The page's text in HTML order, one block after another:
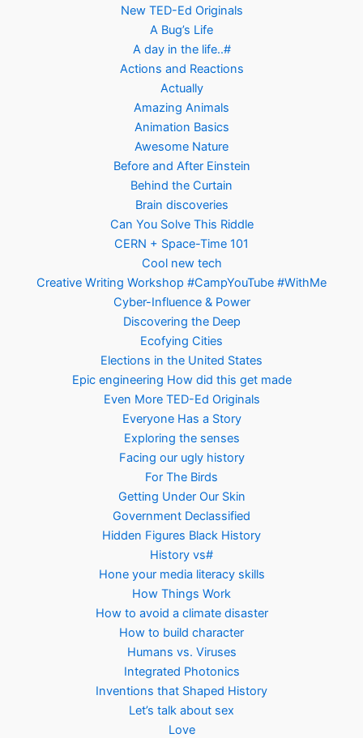
New TED-Ed Originals
A Bug’s Life
A day in the life..#
Actions and Reactions
Actually
Amazing Animals
Animation Basics
Awesome Nature
Before and After Einstein
Behind the Curtain
Brain discoveries
Can You Solve This Riddle
CERN + Space-Time 101
Cool new tech
Creative Writing Workshop #CampYouTube #WithMe
Cyber-Influence & Power
Discovering the Deep
Ecofying Cities
Elections in the United States
Epic engineering How did this get made
Even More TED-Ed Originals
Everyone Has a Story
Exploring the senses
Facing our ugly history
For The Birds
Getting Under Our Skin
Government Declassified
Hidden Figures Black History
History vs#
Hone your media literacy skills
How Things Work
How to avoid a climate disaster
How to build character
Humans vs. Viruses
Integrated Photonics
Inventions that Shaped History
Let’s talk about sex
Love